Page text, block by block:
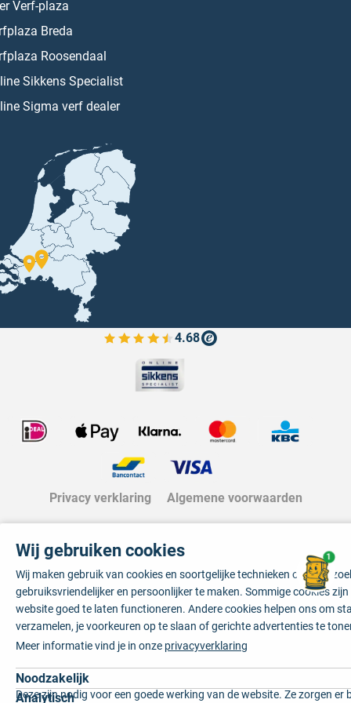
Verf-plaza
Breda
Roosendaal
Sikkens Specialist
Sigma verf dealer
4.68
Bekijk de verfplaza beoordelingen
Privacy verklaring Algemene voorwaarden
Wij gebruiken cookies
Wij maken gebruik van cookies en soortgelijke technieken om je
gebruiksvriendelijker en persoonlijker te maken. Sommige cookies
website goed te laten functioneren. Andere cookies helpen ons om
verzamelen, je voorkeuren op te slaan of gerichte advertenties te
Meer informatie vind je in onze privacyverklaring
Noodzakelijk
Deze zijn nodig voor een goede werking van de website. Ze zorgen er
Analytisch
1